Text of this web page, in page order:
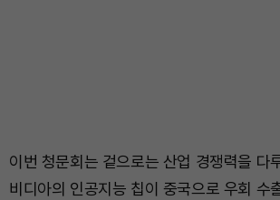
이번 청문회는 겉으로는 산업 경쟁력을 다
비디아의 인공지능 칩이 중국으로 우회 수